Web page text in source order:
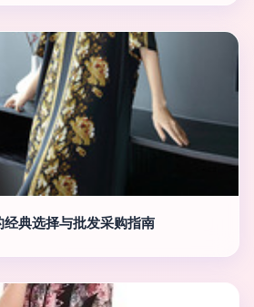
典选择与批发采购指南